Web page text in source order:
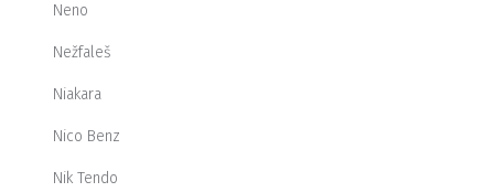
Neno
Nežfaleš
Niakara
Nico Benz
Nik Tendo